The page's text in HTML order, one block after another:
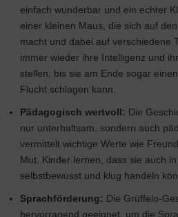
einfach wunderbar und ein echter
einer kleinen Maus, die sich auf
macht und dabei auf verschiedene
immer wieder ihre Intelligenz und
stellen, bis sie am Ende sogar
Flucht schlagen kann.
Pädagogisch wertvoll: Die
nur unterhaltsam, sondern auch
vermittelt wichtige Werte wie
Mut. Kinder lernen, dass sie auch
selbstbewusst und klug handeln
Sprachförderung: Die Grüffelo-
hervorragend geeignet, um die